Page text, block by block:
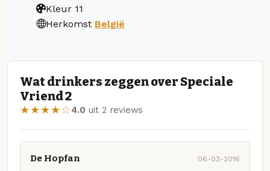
Kleur 11
Herkomst België
Wat drinkers zeggen over Speciale
Vriend 2
★★★★☆4.0 uit 2 reviews
De Hopfan 06-03-2016